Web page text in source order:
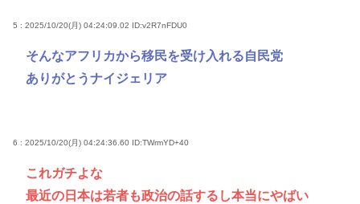
5 : 2025/10/20(月) 04:24:09.02 ID:v2R7nFDU0
そんなアフリカから移民を受け入れる自民党
ありがとうナイジェリア
6 : 2025/10/20(月) 04:24:36.60 ID:TWrmYD+40
これガチよな
最近の日本は若者も政治の話するし本当にやばい